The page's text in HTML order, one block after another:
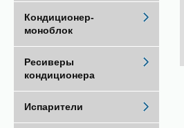
Кондиционер-
моноблок
Ресиверы
кондиционера
Испарители